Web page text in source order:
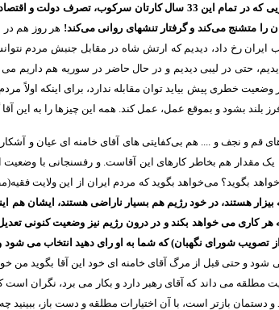
که در تمام این 33 سال کارتان سرکوب، تصرف دولت و
متشنج می‌کند و گرفتار تنشهای روانی می‌کند! هر روز هم در
ایران رخ داد، دیدیم که ارتش شاه در مقابل جنبش مردم
حتی در لیبی دیدیم و در حال حاضر در سوریه هم داریم
خطری پیش بیاید توان مقابله ندارد، برای اینکه
بلند بشود و بموقع عمل، عمل کند همه این چیزها را به این
قم و نجف و هم بی‌کفایتی های آقای خامنه ای عیان و
مقدار هم بخاطر کارهای این آقاست .و رفسنجانی با وضعیت
بگوید؟ می‌خواهد بگوید که مردم ایران از این ولایت فقیه(
بیزار هستند، در خود رژیم هم بسیار ناراضی هستند، ایشان
کاری می خواهد بکند و در درون رژیم نیز وضعیت کنونی
از تصویب شورای نگهبان)که شما به او رای دهید انتخاب می شود
شود و حتی قبل از مرگ آقای خامنه ای خود این آقا بگوید من
مطلقه می داند که آقای رهبر دارد و بکار می برد، نگران
بازتر است، با آن اختیارات مطلقه و دست باز، ببینید